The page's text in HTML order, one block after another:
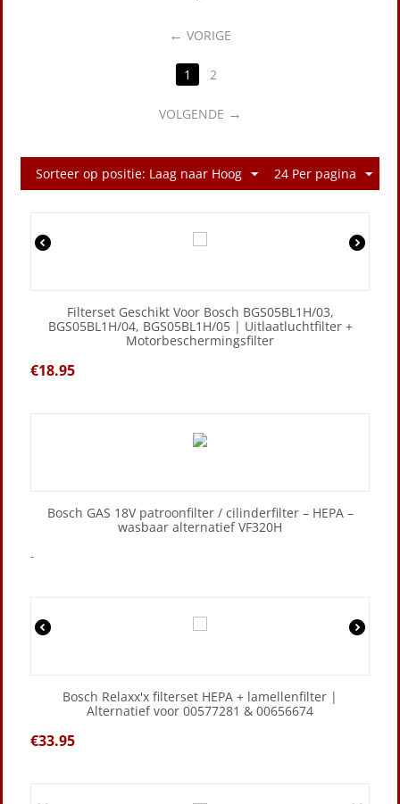
VORIGE
1 2
VOLGENDE
Sorteer op positie: Laag naar Hoog 24 Per pagina
Filterset Geschikt Voor Bosch BGS05BL1H/03,
BGS05BL1H/04, BGS05BL1H/05 | Uitlaatluchtfilter +
Motorbeschermingsfilter
€18.95
Bosch GAS 18V patroonfilter / cilinderfilter – HEPA –
wasbaar alternatief VF320H
-
Bosch Relaxx'x filterset HEPA + lamellenfilter |
Alternatief voor 00577281 & 00656674
€33.95